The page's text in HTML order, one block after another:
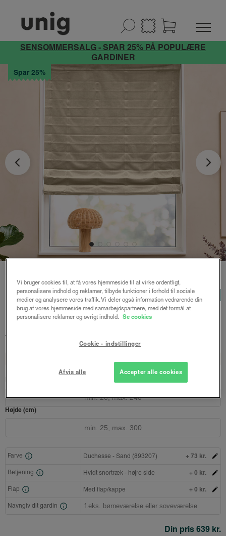
SENSOMMERSALG - SPAR 25% PÅ POPULÆRE
GARDINER
Spar 25%
Helga foldegardin
Duchesse - Sand
LUX
851 kr.
Højde (cm)
Farve Duchesse - Sand (893207) + 73 kr.
Betjening Hvidt snortræk - højre side + 0 kr.
Flap Med flap/kappe + 0 kr.
Navngiv dit gardin
Din pris 639 kr.
Vi bruger cookies til, at få vores hjemmeside til at virke ordentligt,
personalisere indhold og reklamer, tilbyde funktioner i forhold til sociale
medier og analysere vores traffik. Vi deler også information vedrørende din
brug af vores hjemmeside med samarbejdspartnere, med det formål at
personalisere reklamer og øvrigt indhold. Se cookies
Cookie - indstillinger
Afvis alle Accepter alle cookies